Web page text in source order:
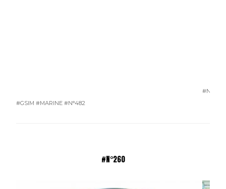
#GSIM #MARINE #N°482
#N°481
#N°260